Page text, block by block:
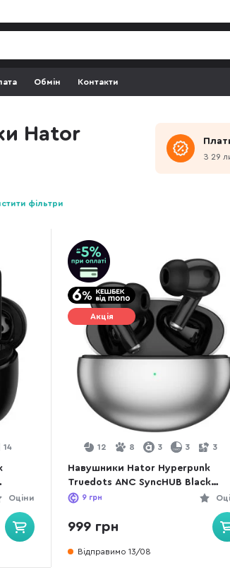
Обмін Контакти
З 29
Hator
фільтри
14
Оціни
Акція
12 8 3 3 3
Навушники Hator Hyperpunk
Truedots ANC SyncHUB Black
(HTA430)
9 грн
999 грн
Відправимо 13/08